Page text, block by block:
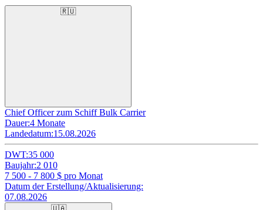
🇷🇺
Chief Officer zum Schiff Bulk Carrier
Dauer:4 Monate
Landedatum:15.08.2026
DWT:35 000
Baujahr:2 010
7 500 - 7 800 $ pro Monat
Datum der Erstellung/Aktualisierung:
07.08.2026
🇺🇦